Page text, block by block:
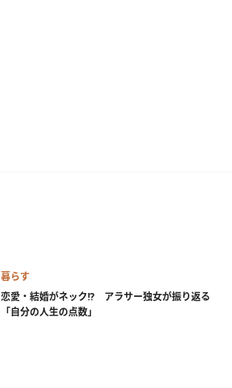
暮らす
恋愛・結婚がネック!? アラサー独女が振り返る
「自分の人生の点数」